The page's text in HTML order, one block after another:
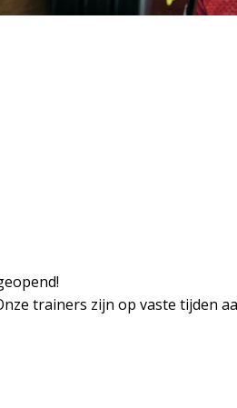
trainers zijn op vaste tijden